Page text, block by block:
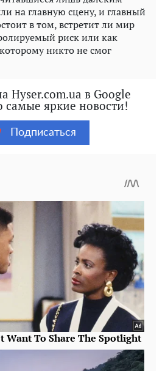
на главную сцену, и главный
в том, встретит ли мир
риск или как
никто не смог
Hyser.com.ua в Google
самые яркие новости!
Подписаться